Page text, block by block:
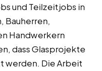
und Teilzeitjobs in
Bauherren,
Handwerkern
dass Glasprojekte
werden. Die Arbeit